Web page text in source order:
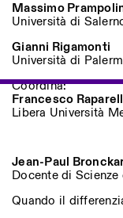
Massimo
Università di
Gianni Rigamonti
Università di
Coordina:
Francesco
Libera Università
Jean-Paul
Docente di Scienze
Quando il